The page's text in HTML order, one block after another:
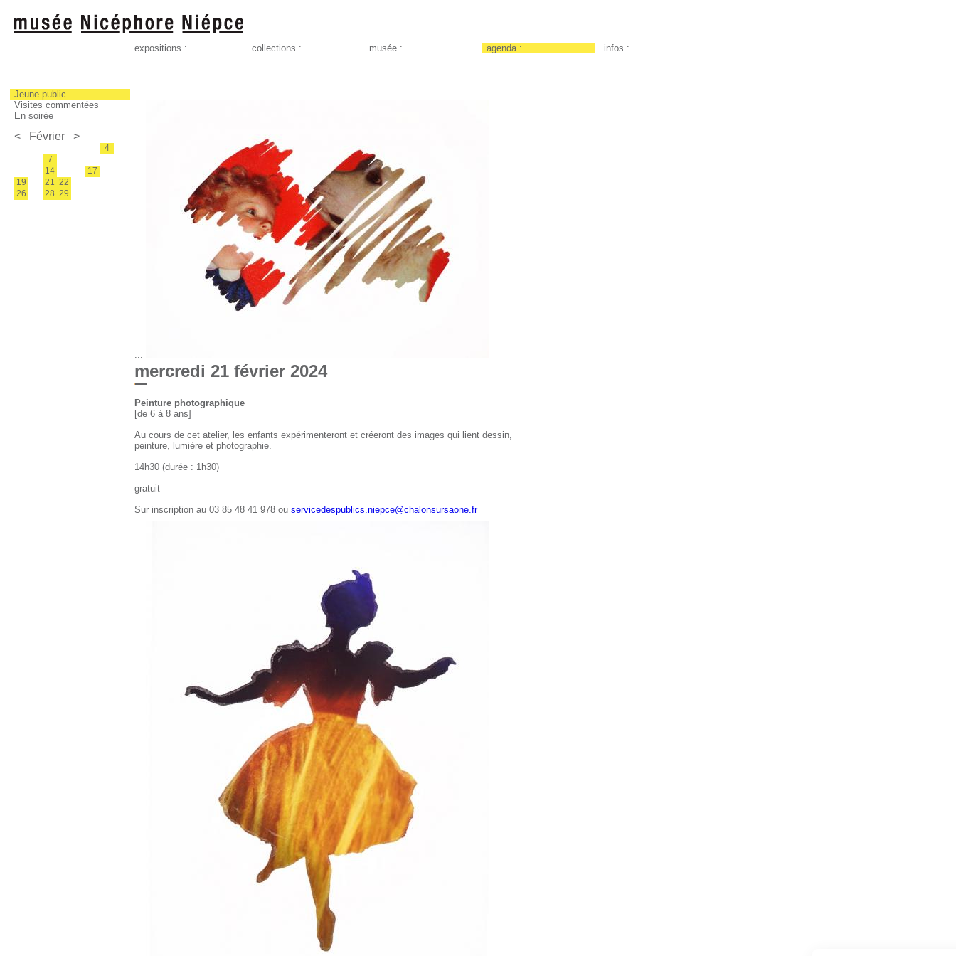
expositions : collections : musée : agenda : infos :
Jeune public
Visites commentées
En soirée
< Février >
4
7
14
17
19
21 22
26
28 29
...
mercredi 21 février 2024
Peinture photographique
[de 6 à 8 ans]
Au cours de cet atelier, les enfants expérimenteront et créeront des images qui lient dessin,
peinture, lumière et photographie.
14h30 (durée : 1h30)
gratuit
Sur inscription au 03 85 48 41 978 ou servicedespublics.niepce@chalonsursaone.fr